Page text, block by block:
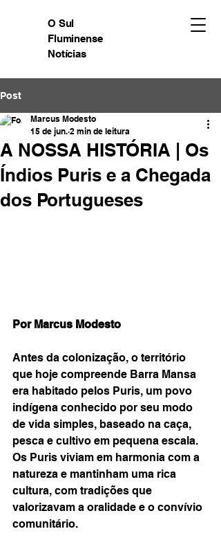
O Sul
Fluminense
Notícias
Post
A NOSSA HISTÓRIA | Os
Índios Puris e a Chegada
dos Portugueses
Marcus Modesto
15 de jun. 2 min de leitura
Por Marcus Modesto
Antes da colonização, o território
que hoje compreende Barra Mansa
era habitado pelos Puris, um povo
indígena conhecido por seu modo
de vida simples, baseado na caça,
pesca e cultivo em pequena escala.
Os Puris viviam em harmonia com a
natureza e mantinham uma rica
cultura, com tradições que
valorizavam a oralidade e o convívio
comunitário.